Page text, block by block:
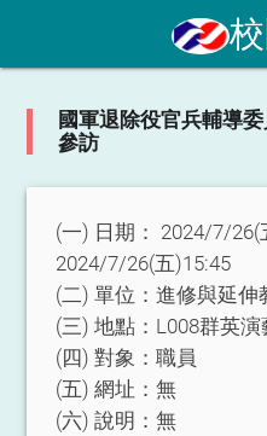
國軍退除役官兵輔導
參訪
(一) 日期： 2024/7/26(
2024/7/26(五)15:45
(二) 單位：進修與延伸
(三) 地點： L008群英演
(四) 對象：職員
(五) 網址：無
(六) 說明：無